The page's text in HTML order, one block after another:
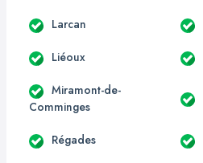
Larcan
Liéoux
Miramont-de-
Comminges
Régades